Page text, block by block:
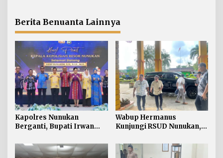
Perbatasan
Berita Benuanta Lainnya
Kapolres Nunukan
Berganti, Bupati Irwan
Jaga Stabilitas Wilayah
Perbatasan
Wabup Hermanus
Kunjungi RSUD Nunukan,
Pelayanan Kesehatan